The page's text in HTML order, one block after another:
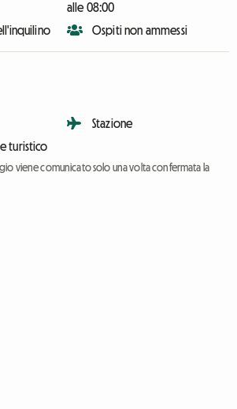
alle 08:00
Ospiti non ammessi
turistico
Stazione
viene comunicato solo una volta confermata la